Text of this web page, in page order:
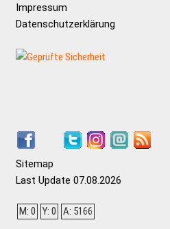
Impressum
Datenschutzerklärung
Sitemap
Last Update 07.08.2026
M: 0 Y: 0 A: 5166